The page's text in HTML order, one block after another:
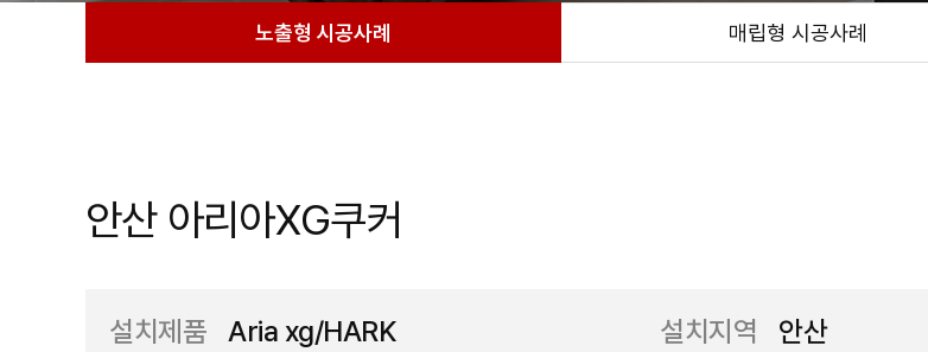
노출형 시공사례 매립형 시공사례
안산 아리아XG쿠커
설치제품 Aria xg/HARK 설치지역 안산